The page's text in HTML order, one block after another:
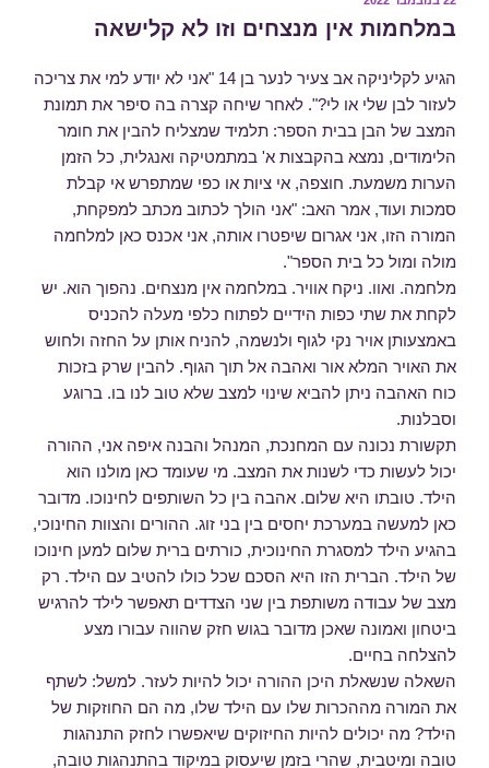
במלחמות אין מנצחים וזו לא קלישאה
הגיע לקליניקה אב צעיר לנער בן 14 "אני לא יודע למי את צריכה
לעזור לבן שלי או לי?". לאחר שיחה קצרה בה סיפר את תמונת
המצב של הבן בבית הספר: תלמיד שמצליח להבין את חומר
הלימודים, נמצא בהקבצות א' במתמטיקה ואנגלית, כל הזמן
הערות משמעת. חוצפה, אי ציות או כפי שמתפרש אי קבלת
סמכות ועוד, אמר האב: "אני הולך לכתוב מכתב למפקחת,
המורה הזו, אני אגרום שיפטרו אותה, אני אכנס כאן למלחמה
מולה ומול כל בית הספר".
מלחמה. ואוו. ניקח אוויר. במלחמה אין מנצחים. נהפוך הוא. יש
לקחת את שתי כפות הידיים לפתוח כלפי מעלה להכניס
באמצעותן אויר נקי לגוף ולנשמה, להניח אותן על החזה ולחוש
את האויר המלא אור ואהבה אל תוך הגוף. להבין שרק בזכות
כוח האהבה ניתן להביא שינוי למצב שלא טוב לנו בו. ברוגע
וסבלנות.
תקשורת נכונה עם המחנכת, המנהל והבנה איפה אני, ההורה
יכול לעשות כדי לשנות את המצב. מי שעומד כאן מולנו הוא
הילד. טובתו היא שלום. אהבה בין כל השותפים לחינוכו. מדובר
כאן למעשה במערכת יחסים בין בני זוג. ההורים והצוות החינוכי,
בהגיע הילד למסגרת החינוכית, כורתים ברית שלום למען חינוכו
של הילד. הברית הזו היא הסכם שכל כולו להטיב עם הילד. רק
מצב של עבודה משותפת בין שני הצדדים תאפשר לילד להרגיש
ביטחון ואמונה שאכן מדובר בגוש חזק שהווה עבורו מצע
להצלחה בחיים.
השאלה שנשאלת היכן ההורה יכול להיות לעזר. למשל: לשתף
את המורה מההכרות שלו עם הילד שלו, מה הם החוזקות של
הילד? מה יכולים להיות החיזוקים שיאפשרו לחזק התנהגות
טובה ומיטבית, שהרי בזמן שיעסוק במיקוד בהתנהגות טובה,